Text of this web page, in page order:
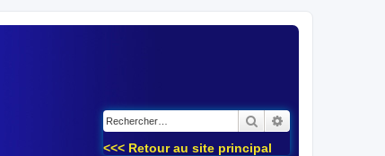
Rechercher
<<< Retour au site principal